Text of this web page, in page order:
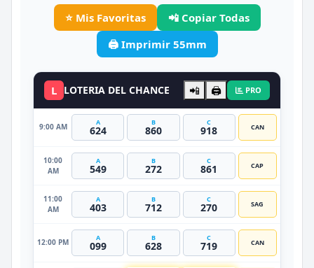
⭐ Mis Favoritas
📲 Copiar Todas
🖨️ Imprimir 55mm
L LOTERIA DEL CHANCE 📲 🖨️ PRO
9:00 AM A
624
B
860
C
918 CAN
10:00
AM
A
549
B
272
C
861 CAP
11:00
AM
A
403
B
712
C
270 SAG
12:00 PM A
099
B
628
C
719 CAN